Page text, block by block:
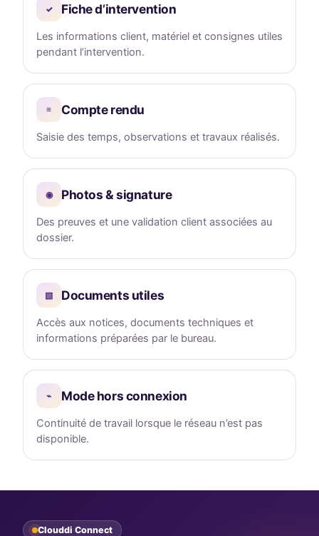
✓ Fiche d’intervention
Les informations client, matériel et consignes utiles
pendant l’intervention.
≡ Compte rendu
Saisie des temps, observations et travaux réalisés.
◉ Photos & signature
Des preuves et une validation client associées au
dossier.
▧ Documents utiles
Accès aux notices, documents techniques et
informations préparées par le bureau.
⌁ Mode hors connexion
Continuité de travail lorsque le réseau n’est pas
disponible.
Clouddi Connect